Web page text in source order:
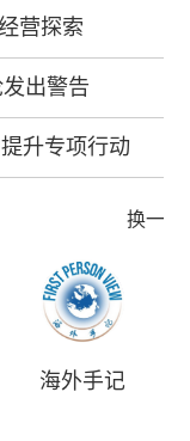
营探索
出警告
升专项行动
换一批
海外手记